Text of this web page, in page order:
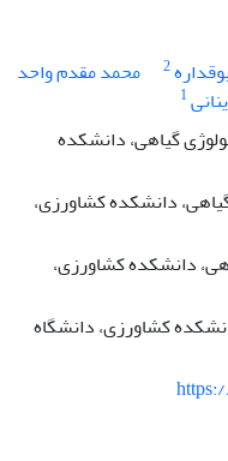
2 محمد مقدم واحد
1
گیاهی، دانشکده
دانشکده کشاورزی،
دانشکده کشاورزی،
کشاورزی، دانشگاه